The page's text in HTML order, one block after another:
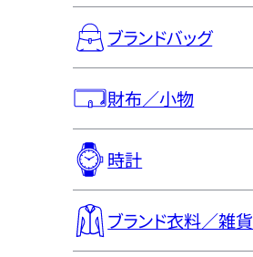
ブランドバッグ
財布／小物
時計
ブランド衣料／雑貨